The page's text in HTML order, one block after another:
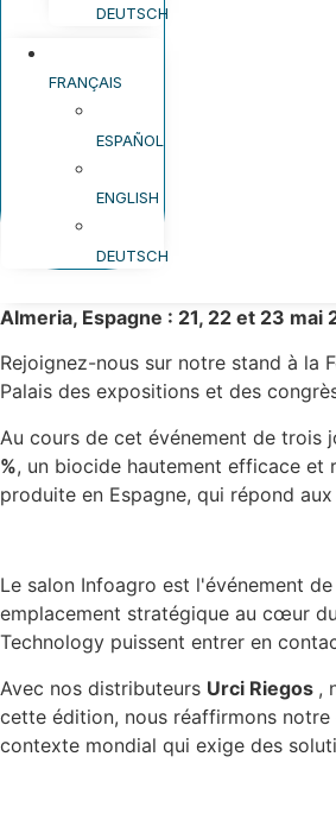
DEUTSCH
FRANÇAIS
ESPAÑOL
ENGLISH
DEUTSCH
Almeria, Espagne : 21, 22 et 23 mai
Rejoignez-nous sur notre stand à la
Palais des expositions et des
Au cours de cet événement de trois
%, un biocide hautement efficace et
produite en Espagne, qui répond
Le salon Infoagro est l'événement
emplacement stratégique au cœur
Technology puissent entrer en
Avec nos distributeurs Urci Riegos ,
cette édition, nous réaffirmons
contexte mondial qui exige des